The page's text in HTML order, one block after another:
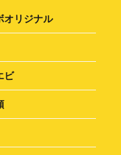
オリジナル
ビ